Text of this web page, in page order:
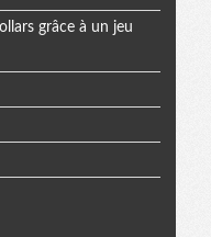
grâce à un jeu